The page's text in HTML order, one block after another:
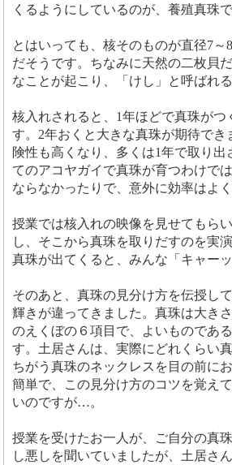
くるようにしているのが、養殖真珠
とはいっても、核そのものが直径7
だそうです。ちなみに天然の二枚貝
なことが起こり、「けし」と呼ばれ
核入れされると、1年ほどで真珠が
す。2年おくと大きな真珠が期待で
険性も高くなり、多くは1年で取り
てのアコヤガイで真珠が育つわけで
ならなかったりで、意外に効率はよ
授業では核入れの映像を見せてもら
し、そこから真珠を取りだすのを実
真珠が出てくると、みんな「キャー
そのあと、真珠の見分け方を伝授し
輝きが違ってきました。真珠は大き
のえくぼの６項目で、よいものであ
す。土居さんは、実際にどれくらい
ちがう真珠のネックレスを目の前に
簡単で、この見分け方のコツを覚え
いのですが…。
授業を受けたお一人が、ご自分の真
し悪しを聞いていましたが、土居さ